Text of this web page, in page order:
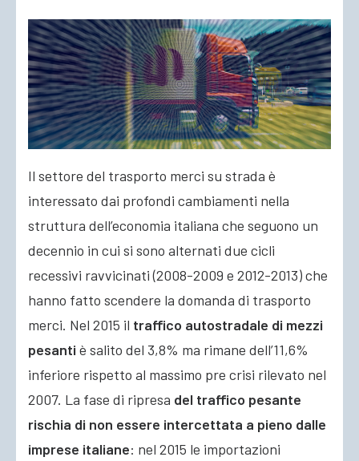
Il settore del trasporto merci su strada è
interessato dai profondi cambiamenti nella
struttura dell’economia italiana che seguono un
decennio in cui si sono alternati due cicli
recessivi ravvicinati (2008-2009 e 2012-2013) che
hanno fatto scendere la domanda di trasporto
merci. Nel 2015 il traffico autostradale di mezzi
pesanti è salito del 3,8% ma rimane dell’11,6%
inferiore rispetto al massimo pre crisi rilevato nel
2007. La fase di ripresa del traffico pesante
rischia di non essere intercettata a pieno dalle
imprese italiane: nel 2015 le importazioni